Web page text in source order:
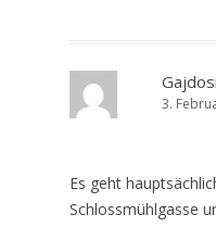
3.
Es geht
Schlossmühlgasse